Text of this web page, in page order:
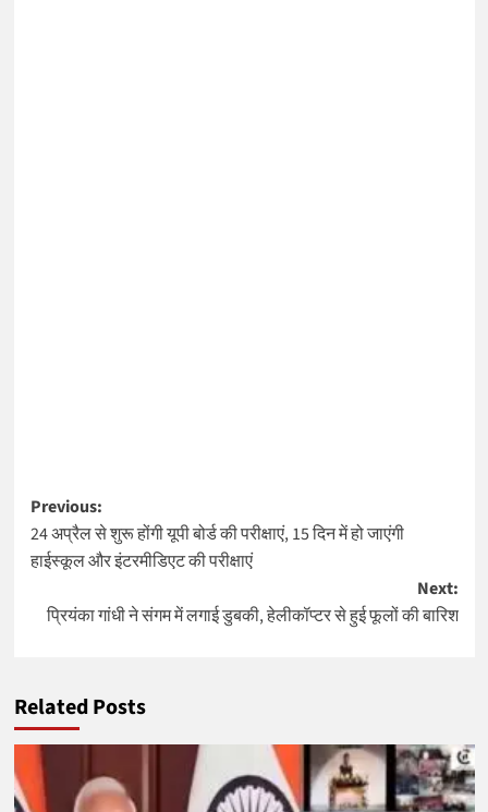
Post
navigation
Previous:
24 अप्रैल से शुरू होंगी यूपी बोर्ड की परीक्षाएं, 15 दिन में हो जाएंगी
हाईस्कूल और इंटरमीडिएट की परीक्षाएं
Next:
प्रियंका गांधी ने संगम में लगाई डुबकी, हेलीकॉप्टर से हुई फूलों की बारिश
Related Posts